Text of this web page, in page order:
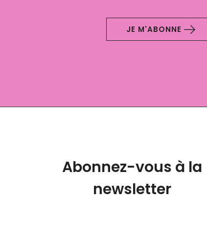
JE M'ABONNE
Abonnez-vous à la
newsletter